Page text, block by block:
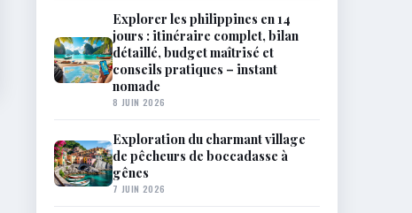
Explorer les philippines en 14
jours : itinéraire complet, bilan
détaillé, budget maîtrisé et
conseils pratiques – instant
nomade
8 JUIN 2026
Exploration du charmant village
de pêcheurs de boccadasse à
gênes
7 JUIN 2026